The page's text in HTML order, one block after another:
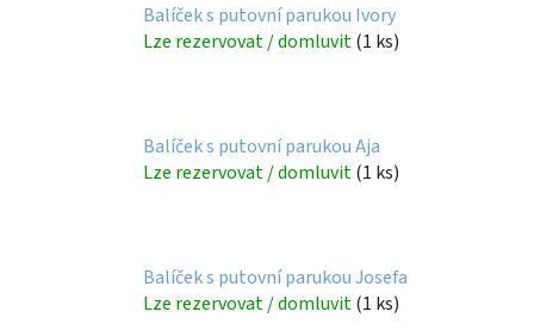
Balíček s putovní parukou Ivory
Lze rezervovat / domluvit(1 ks)
Balíček s putovní parukou Aja
Lze rezervovat / domluvit(1 ks)
Balíček s putovní parukou Josefa
Lze rezervovat / domluvit(1 ks)